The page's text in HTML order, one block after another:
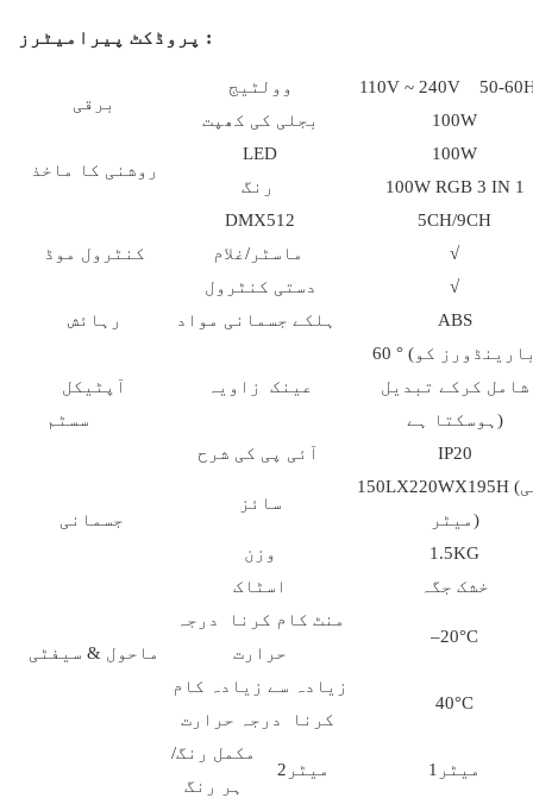
پروڈکٹ پیرامیٹرز :
برقی
وولٹیج
110V ~ 240V 50-
بجلی کی کھپت
100W
روشنی کا ماخذ
LED
100W
100W RGB 3 IN 1
کنٹرول موڈ
DMX512
5CH/9CH
√
دستی کنٹرول
√
رہائش
ABS
آپٹیکل
عینک زاویہ
60 ° (بارینڈورز کو
شامل کرکے تبدیل
ہوسکتا ہے)
IP20
سائز
150LX220WX195H (ملی
میٹر)
وزن
1.5KG
ماحول & سیفٹی
اسٹاک
خشک جگہ
منٹ کام کرنا درجہ
حرارت
–20°C
زیادہ سے زیادہ کام
40°C
مکمل رنگ/
ہر رنگ
میٹر2 میٹر1